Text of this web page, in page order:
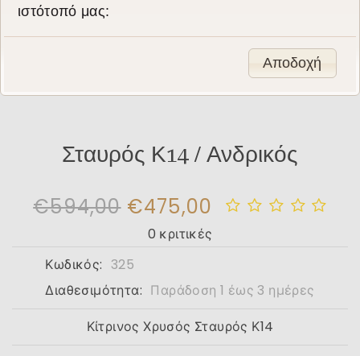
Σταυρός Κ14 / Ανδρικός
€594,00 €475,00
0 κριτικές
Κωδικός: 325
Διαθεσιμότητα: Παράδοση 1 έως 3 ημέρες
Κίτρινος Χρυσός Σταυρός Κ14
ιστότοπό μας:
Αποδοχή